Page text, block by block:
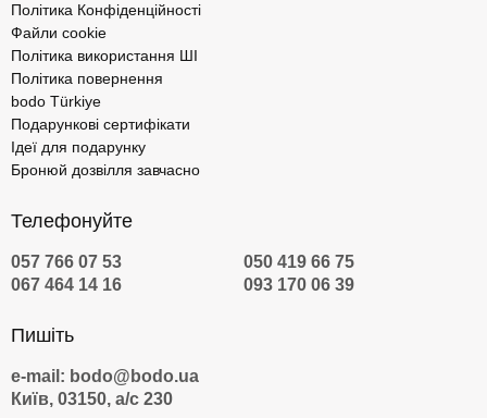
Політика Конфіденційності
Файли cookie
Політика використання ШІ
Політика повернення
bodo Türkiye
Подарункові сертифікати
Ідеї для подарунку
Бронюй дозвілля завчасно
Телефонуйте
057 766 07 53
050 419 66 75
067 464 14 16
093 170 06 39
Пишіть
e-mail: bodo@bodo.ua
Київ, 03150, а/с 230